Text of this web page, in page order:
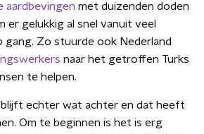
aardbevingen met duizenden doden
er gelukkig al snel vanuit veel
gang. Zo stuurde ook Nederland
naar het getroffen Turks
te helpen.
blijft echter wat achter en dat heeft
Om te beginnen is het is erg